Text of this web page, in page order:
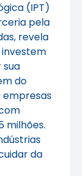
(IPT)
pela
revela
investem
do
empresas
milhões.
da